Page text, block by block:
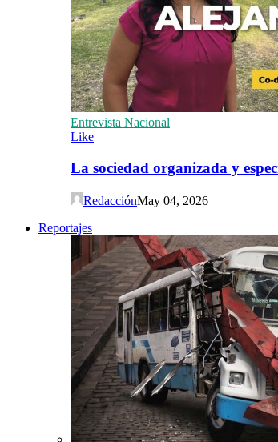
Entrevista Nacional
Like
La sociedad organizada y
RedacciónMay 04, 2026
Reportajes